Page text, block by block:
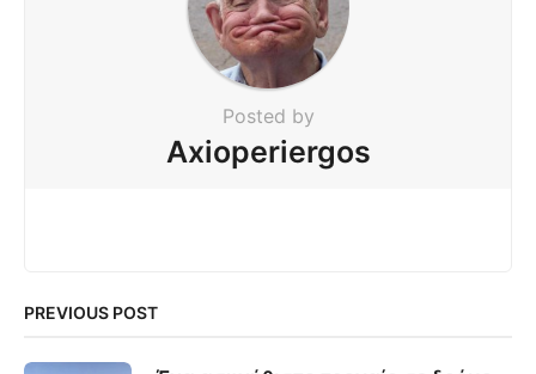
Posted by
Axioperiergos
PREVIOUS POST